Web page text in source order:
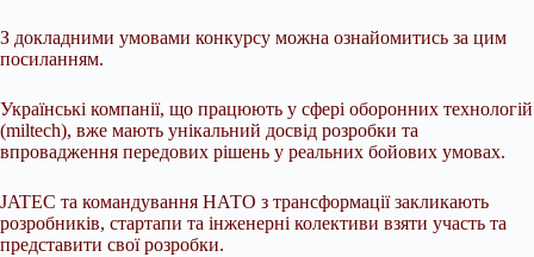
З докладними умовами конкурсу можна ознайомитись за цим
посиланням.
Українські компанії, що працюють у сфері оборонних технологій
(miltech), вже мають унікальний досвід розробки та
впровадження передових рішень у реальних бойових умовах.
JATEC та командування НАТО з трансформації закликають
розробників, стартапи та інженерні колективи взяти участь та
представити свої розробки.